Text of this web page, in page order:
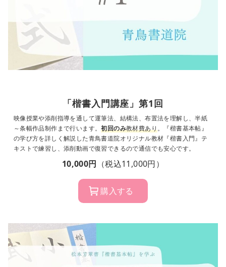
「楷書入門講座」第1回
映像授業や添削指導を通して運筆法、結構法、布置法を理解し、半紙
～条幅作品制作まで行います。初回のみ教材費あり。『楷書基本帖』
の学び方を詳しく解説した青鳥書道院オリジナル教材『楷書入門』テ
キストで練習し、添削動画で復習できるので通信でも安心です。
10,000円 （税込11,000円）
購入する